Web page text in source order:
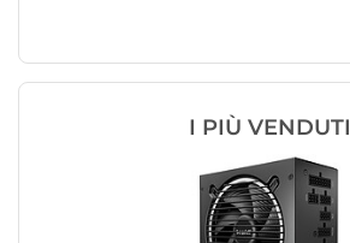
I PIÙ VENDUTI